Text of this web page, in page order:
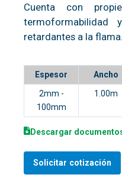
Cuenta con
termoformabilidad
retardantes a la flama.
Espesor Ancho
2mm -
100mm
1.00m
Descargar
Solicitar cotización